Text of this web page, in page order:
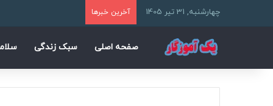
چهارشنبه, 31 تیر 1405 آخرین خبرها
صفحه اصلی سبک زندگی